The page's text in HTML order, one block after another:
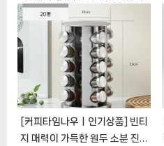
BM4: 진정한 커피 마니아를 위
한 최상의 선택
[CoffeeTimeNOWㅣ추천상
품]
[커피타임나우ㅣ인기상품] 빈티
지 매력이 가득한 원두 소분 진공